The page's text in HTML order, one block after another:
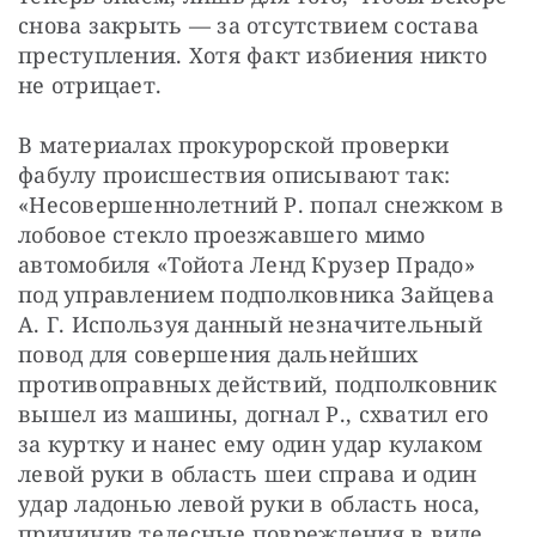
снова закрыть — за отсутствием состава
преступления. Хотя факт избиения никто
не отрицает.
В материалах прокурорской проверки
фабулу происшествия описывают так:
«Несовершеннолетний Р. попал снежком в
лобовое стекло проезжавшего мимо
автомобиля «Тойота Ленд Крузер Прадо»
под управлением подполковника Зайцева
А. Г. Используя данный незначительный
повод для совершения дальнейших
противоправных действий, подполковник
вышел из машины, догнал Р., схватил его
за куртку и нанес ему один удар кулаком
левой руки в область шеи справа и один
удар ладонью левой руки в область носа,